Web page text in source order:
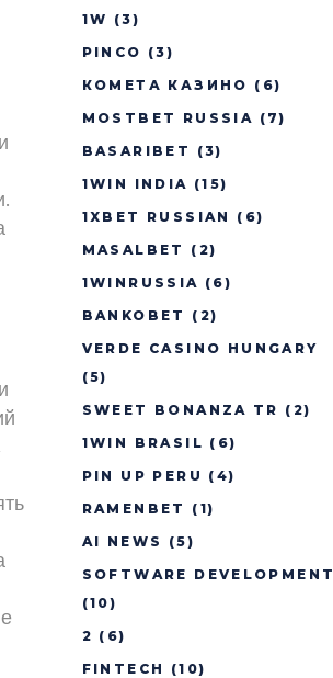
1W (3)
PINCO (3)
КОМЕТА КАЗИНО (6)
MOSTBET RUSSIA (7)
BASARIBET
(3)
1WIN INDIA (15)
1XBET RUSSIAN
(6)
MASALBET
(2)
1WINRUSSIA (6)
BANKOBET
(2)
VERDE CASINO HUNGARY
(5)
SWEET BONANZA TR (2)
1WIN BRASIL (6)
PIN UP PERU (4)
RAMENBET
(1)
AI NEWS
(5)
SOFTWARE DEVELOPMENT
(10)
2 (6)
FINTECH
(10)